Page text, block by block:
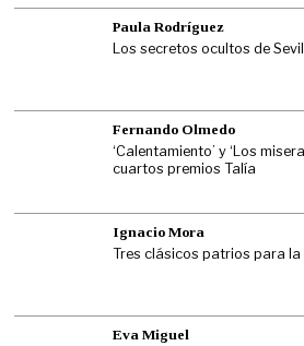
Paula Rodríguez
Los secretos ocultos de
Fernando Olmedo
‘Calentamiento’ y ‘Los
cuartos premios Talía
Ignacio Mora
Tres clásicos patrios para la
Eva Miguel